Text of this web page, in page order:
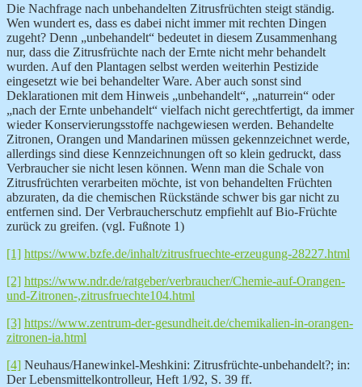
Die Nachfrage nach unbehandelten Zitrusfrüchten steigt ständig.
Wen wundert es, dass es dabei nicht immer mit rechten Dingen
zugeht? Denn „unbehandelt“ bedeutet in diesem Zusammenhang
nur, dass die Zitrusfrüchte nach der Ernte nicht mehr behandelt
wurden. Auf den Plantagen selbst werden weiterhin Pestizide
eingesetzt wie bei behandelter Ware. Aber auch sonst sind
Deklarationen mit dem Hinweis „unbehandelt“, „naturrein“ oder
„nach der Ernte unbehandelt“ vielfach nicht gerechtfertigt, da immer
wieder Konservierungsstoffe nachgewiesen werden. Behandelte
Zitronen, Orangen und Mandarinen müssen gekennzeichnet werde,
allerdings sind diese Kennzeichnungen oft so klein gedruckt, dass
Verbraucher sie nicht lesen können. Wenn man die Schale von
Zitrusfrüchten verarbeiten möchte, ist von behandelten Früchten
abzuraten, da die chemischen Rückstände schwer bis gar nicht zu
entfernen sind. Der Verbraucherschutz empfiehlt auf Bio-Früchte
zurück zu greifen. (vgl. Fußnote 1)
[1] https://www.bzfe.de/inhalt/zitrusfruechte-erzeugung-28227.html
[2] https://www.ndr.de/ratgeber/verbraucher/Chemie-auf-Orangen-
und-Zitronen-,zitrusfruechte104.html
[3] https://www.zentrum-der-gesundheit.de/chemikalien-in-orangen-
zitronen-ia.html
[4] Neuhaus/Hanewinkel-Meshkini: Zitrusfrüchte-unbehandelt?; in:
Der Lebensmittelkontrolleur, Heft 1/92, S. 39 ff.